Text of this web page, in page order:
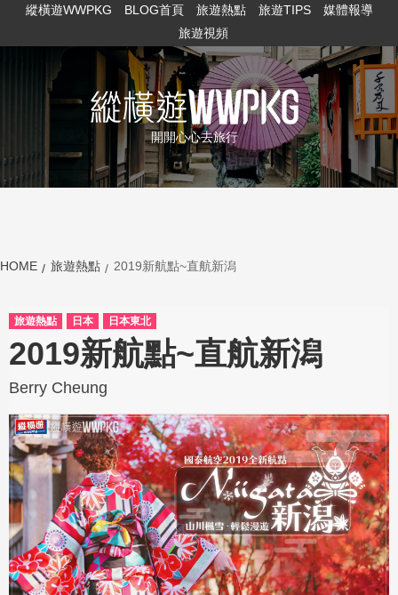
縱橫遊WWPKG BLOG首頁 旅遊熱點 旅遊TIPS
媒體報導
旅遊視頻
開開心心去旅行
HOME 旅遊熱點 2019新航點~直航新潟
旅遊熱點 日本 日本東北
2019新航點~直航新潟
Berry Cheung